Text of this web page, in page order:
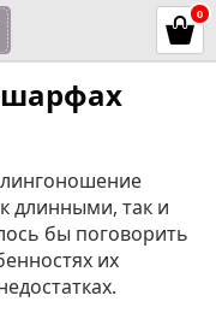
0
шарфах
длинными, так и
бы поговорить
их